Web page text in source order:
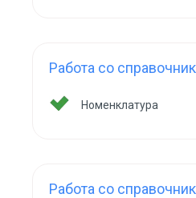
Работа со
Номенклатура
Работа со